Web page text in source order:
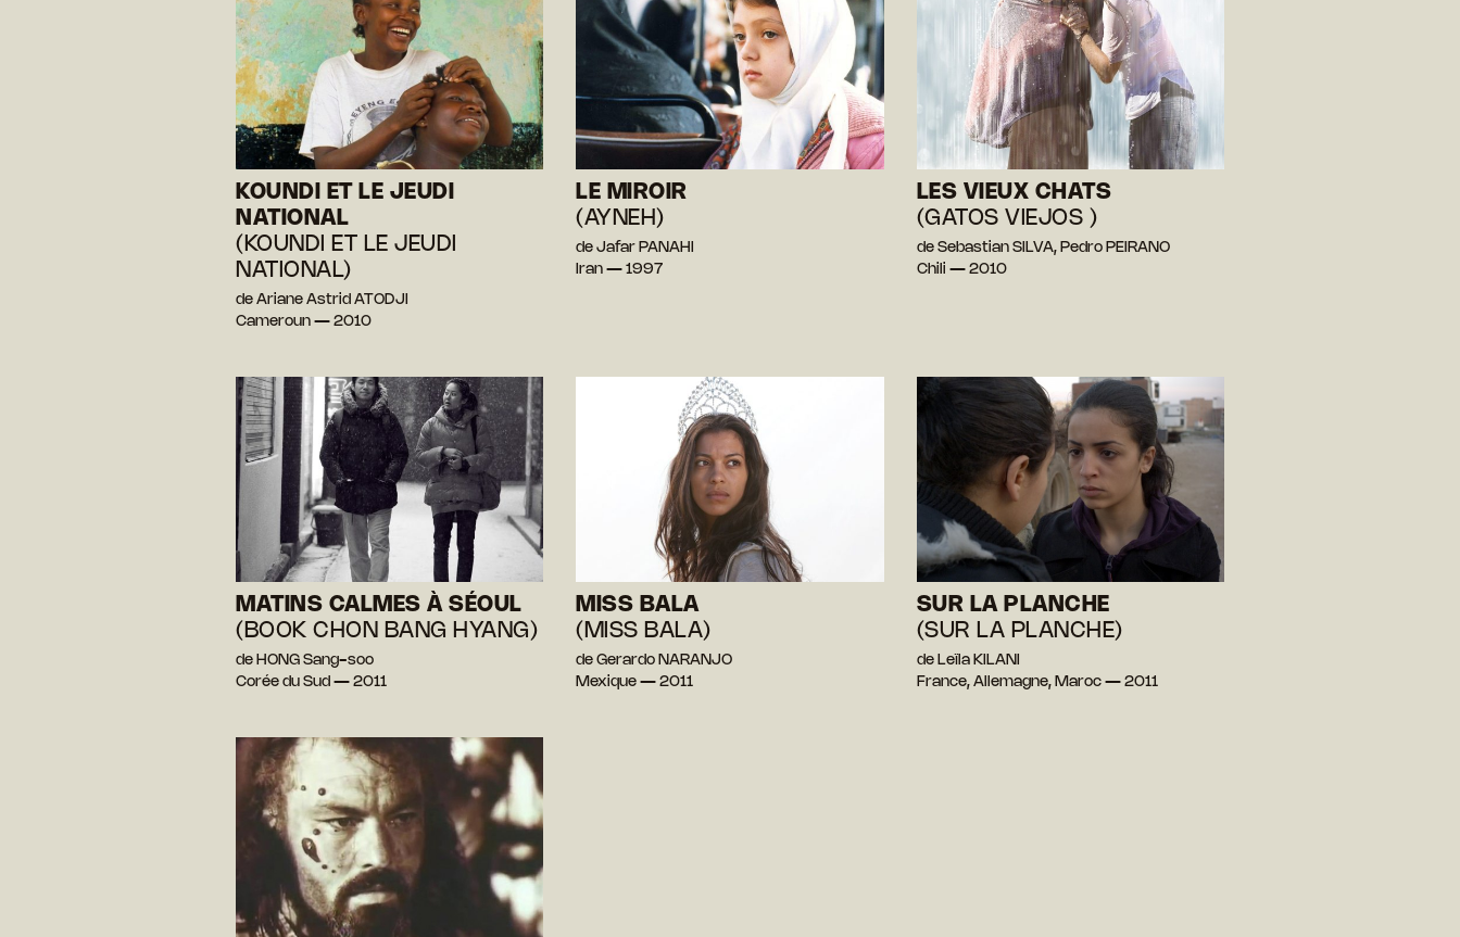
KOUNDI ET LE JEUDI
NATIONAL
(KOUNDI ET LE JEUDI
NATIONAL)
de Ariane Astrid ATODJI
Cameroun — 2010
LE MIROIR
(AYNEH)
de Jafar PANAHI
Iran — 1997
LES VIEUX CHATS
(GATOS VIEJOS )
de Sebastian SILVA, Pedro PEIRANO
Chili — 2010
MATINS CALMES À SÉOUL
(BOOK CHON BANG HYANG)
de HONG Sang-soo
Corée du Sud — 2011
MISS BALA
(MISS BALA)
de Gerardo NARANJO
Mexique — 2011
SUR LA PLANCHE
(SUR LA PLANCHE)
de Leïla KILANI
France, Allemagne, Maroc — 2011